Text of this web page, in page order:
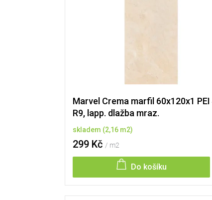
Marvel Crema marfil 60x120x1 PEI
R9, lapp. dlažba mraz.
skladem (2,16 m2)
299 Kč / m2
Do košíku